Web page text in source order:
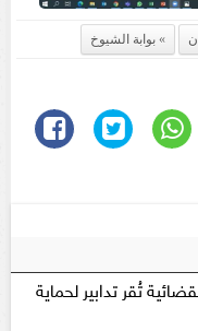
بوابة الشيوخ
تُقر تدابير لحماية